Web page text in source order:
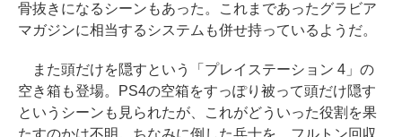
骨抜きになるシーンもあった。これまであったグラビア
マガジンに相当するシステムも併せ持っているようだ。
また頭だけを隠すという「プレイステーション 4」の
空き箱も登場。PS4の空箱をすっぽり被って頭だけ隠す
というシーンも見られたが、これがどういった役割を果
たすのかは不明。ちなみに倒した兵士を、フルトン回収